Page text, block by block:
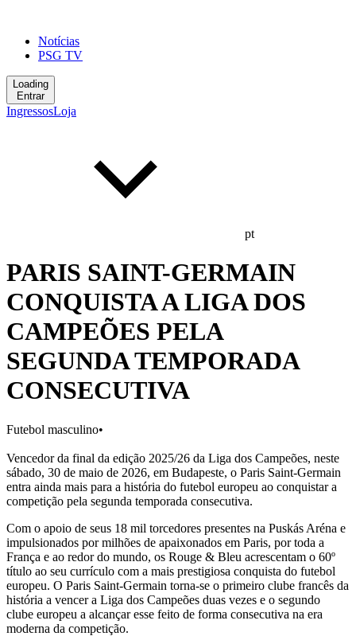
Notícias
PSG TV
Loading
Entrar
IngressosLoja
pt
PARIS SAINT-GERMAIN
CONQUISTA A LIGA DOS
CAMPEÕES PELA
SEGUNDA TEMPORADA
CONSECUTIVA
Futebol masculino•
Vencedor da final da edição 2025/26 da Liga dos Campeões, neste
sábado, 30 de maio de 2026, em Budapeste, o Paris Saint-Germain
entra ainda mais para a história do futebol europeu ao conquistar a
competição pela segunda temporada consecutiva.
Com o apoio de seus 18 mil torcedores presentes na Puskás Aréna e
impulsionados por milhões de apaixonados em Paris, por toda a
França e ao redor do mundo, os Rouge & Bleu acrescentam o 60º
título ao seu currículo com a mais prestigiosa conquista do futebol
europeu. O Paris Saint-Germain torna-se o primeiro clube francês da
história a vencer a Liga dos Campeões duas vezes e o segundo
clube europeu a alcançar esse feito de forma consecutiva na era
moderna da competição.